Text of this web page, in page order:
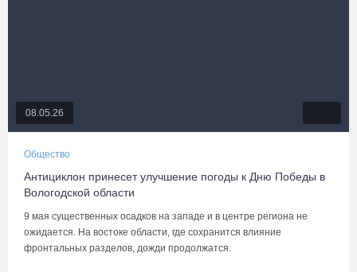
08.05.26
Общество
Антициклон принесет улучшение погоды к Дню Победы в
Вологодской области
9 мая существенных осадков на западе и в центре региона не
ожидается. На востоке области, где сохранится влияние
фронтальных разделов, дожди продолжатся.